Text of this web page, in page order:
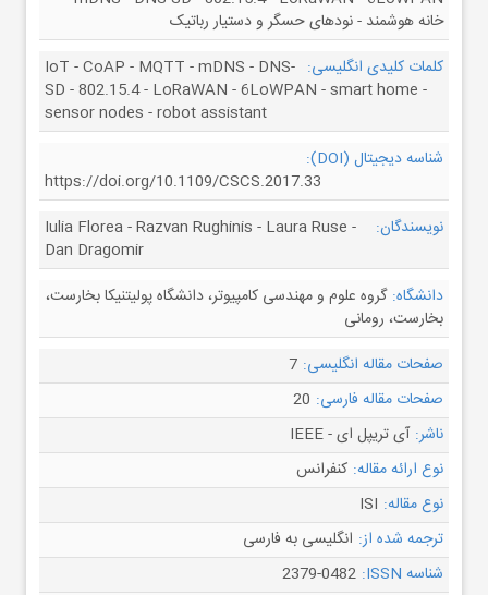
خانه هوشمند - نودهای حسگر و دستیار رباتیک
کلمات کلیدی انگلیسی: IoT - CoAP - MQTT - mDNS - DNS-
SD - 802.15.4 - LoRaWAN - 6LoWPAN - smart home -
sensor nodes - robot assistant
شناسه دیجیتال (DOI):
https://doi.org/10.1109/CSCS.2017.33
نویسندگان:
Iulia Florea - Razvan Rughinis - Laura Ruse -
Dan Dragomir
دانشگاه: گروه علوم و مهندسی کامپیوتر، دانشگاه پولیتنیکا بخارست،
بخارست، رومانی
صفحات مقاله انگلیسی: 7
صفحات مقاله فارسی: 20
ناشر: آی تریپل ای - IEEE
نوع ارائه مقاله: کنفرانس
نوع مقاله: ISI
ترجمه شده از: انگلیسی به فارسی
شناسه ISSN:
2379-0482